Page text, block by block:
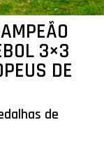
3×3
DE
de